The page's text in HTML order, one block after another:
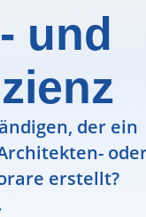
und
der ein
erstellt?